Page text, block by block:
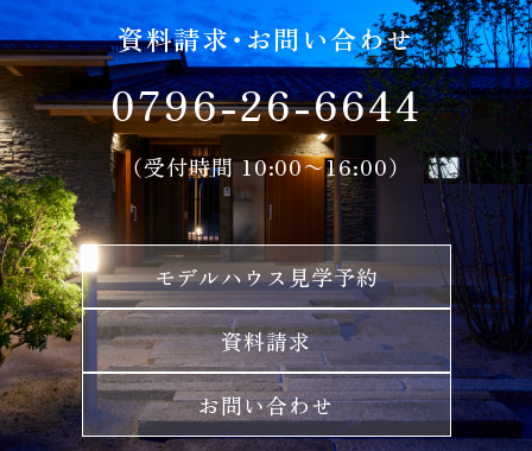
資料請求・お問い合わせ
0796-26-6644
（受付時間 10:00〜16:00）
モデルハウス見学予約
資料請求
お問い合わせ